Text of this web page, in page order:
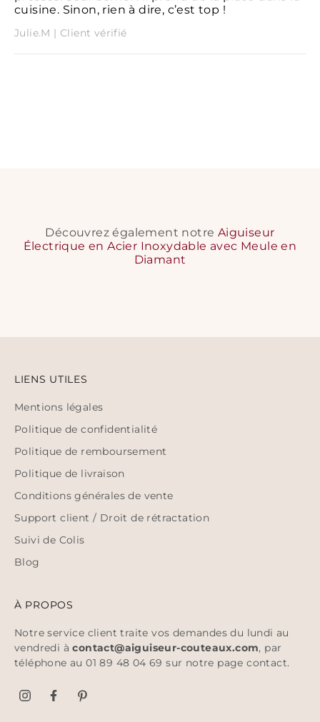
cuisine. Sinon, rien à dire, c’est top !
Julie.M | Client vérifié
Découvrez également notre Aiguiseur
Électrique en Acier Inoxydable avec Meule en
Diamant
LIENS UTILES
Mentions légales
Politique de confidentialité
Politique de remboursement
Politique de livraison
Conditions générales de vente
Support client / Droit de rétractation
Suivi de Colis
Blog
À PROPOS
Notre service client traite vos demandes du lundi au
vendredi àcontact@aiguiseur-couteaux.com, par
téléphone au 01 89 48 04 69 sur notre pagecontact.